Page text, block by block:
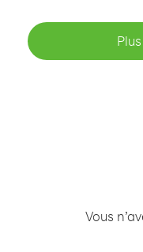
Vous